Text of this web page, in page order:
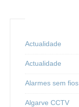
Actualidade
Actualidade
Alarmes sem fios
Algarve CCTV